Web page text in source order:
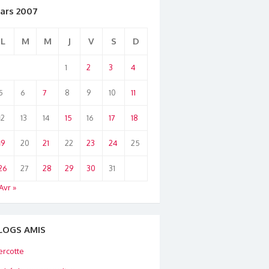
2007
L M M J V S D
1 2 3 4
6 7 8 9 10 11
13 14 15 16 17 18
20 21 22 23 24 25
27 28 29 30
31
»
AMIS